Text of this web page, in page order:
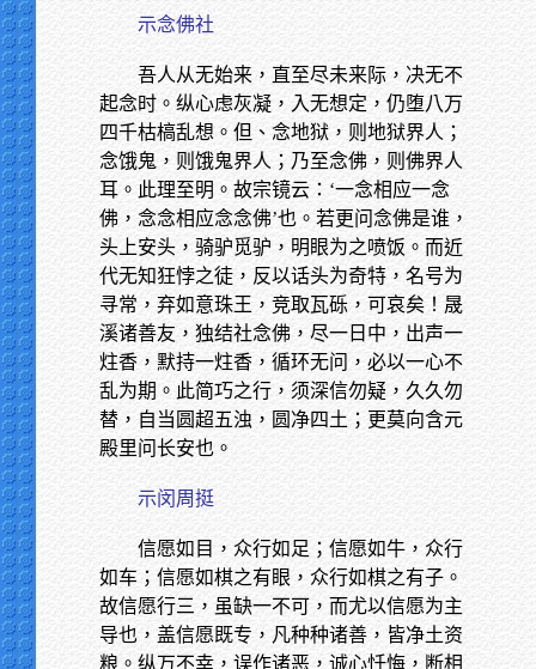
示念佛社
吾人从无始来，直至尽未来际，决无不
起念时。纵心虑灰凝，入无想定，仍堕八万
四千枯槁乱想。但、念地狱，则地狱界人；
念饿鬼，则饿鬼界人；乃至念佛，则佛界人
耳。此理至明。故宗镜云：‘一念相应一念
佛，念念相应念念佛’也。若更问念佛是谁，
头上安头，骑驴觅驴，明眼为之喷饭。而近
代无知狂悖之徒，反以话头为奇特，名号为
寻常，弃如意珠王，竞取瓦砾，可哀矣！晟
溪诸善友，独结社念佛，尽一日中，出声一
炷香，默持一炷香，循环无问，必以一心不
乱为期。此简巧之行，须深信勿疑，久久勿
替，自当圆超五浊，圆净四土；更莫向含元
殿里问长安也。
示闵周挺
信愿如目，众行如足；信愿如牛，众行
如车；信愿如棋之有眼，众行如棋之有子。
故信愿行三，虽缺一不可，而尤以信愿为主
导也，盖信愿既专，凡种种诸善，皆净土资
粮。纵万不幸，误作诸恶，诚心忏悔，断相